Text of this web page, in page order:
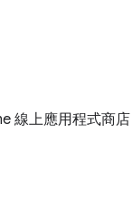
線上應用程式商